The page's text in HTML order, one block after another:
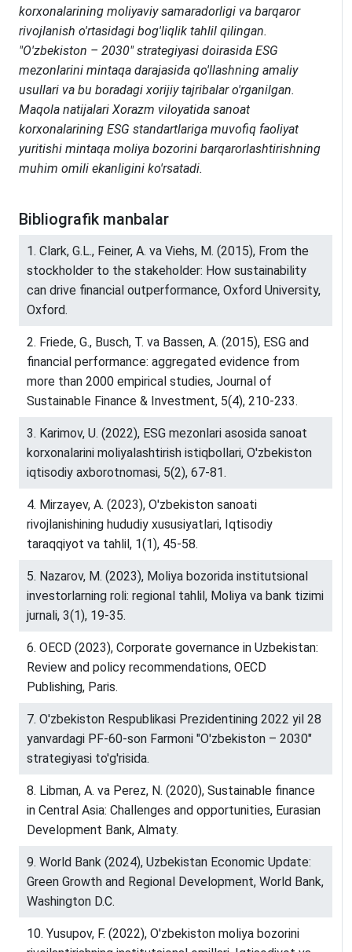
korxonalarining moliyaviy samaradorligi va barqaror
rivojlanish o'rtasidagi bog'liqlik tahlil qilingan.
"O'zbekiston – 2030" strategiyasi doirasida ESG
mezonlarini mintaqa darajasida qo'llashning amaliy
usullari va bu boradagi xorijiy tajribalar o'rganilgan.
Maqola natijalari Xorazm viloyatida sanoat
korxonalarining ESG standartlariga muvofiq faoliyat
yuritishi mintaqa moliya bozorini barqarorlashtirishning
muhim omili ekanligini ko'rsatadi.
Bibliografik manbalar
1. Clark, G.L., Feiner, A. va Viehs, M. (2015), From the
stockholder to the stakeholder: How sustainability
can drive financial outperformance, Oxford University,
Oxford.
2. Friede, G., Busch, T. va Bassen, A. (2015), ESG and
financial performance: aggregated evidence from
more than 2000 empirical studies, Journal of
Sustainable Finance & Investment, 5(4), 210-233.
3. Karimov, U. (2022), ESG mezonlari asosida sanoat
korxonalarini moliyalashtirish istiqbollari, O'zbekiston
iqtisodiy axborotnomasi, 5(2), 67-81.
4. Mirzayev, A. (2023), O'zbekiston sanoati
rivojlanishining hududiy xususiyatlari, Iqtisodiy
taraqqiyot va tahlil, 1(1), 45-58.
5. Nazarov, M. (2023), Moliya bozorida institutsional
investorlarning roli: regional tahlil, Moliya va bank tizimi
jurnali, 3(1), 19-35.
6. OECD (2023), Corporate governance in Uzbekistan:
Review and policy recommendations, OECD
Publishing, Paris.
7. O'zbekiston Respublikasi Prezidentining 2022 yil 28
yanvardagi PF-60-son Farmoni "O'zbekiston – 2030"
strategiyasi to'g'risida.
8. Libman, A. va Perez, N. (2020), Sustainable finance
in Central Asia: Challenges and opportunities, Eurasian
Development Bank, Almaty.
9. World Bank (2024), Uzbekistan Economic Update:
Green Growth and Regional Development, World Bank,
Washington D.C.
10. Yusupov, F. (2022), O'zbekiston moliya bozorini